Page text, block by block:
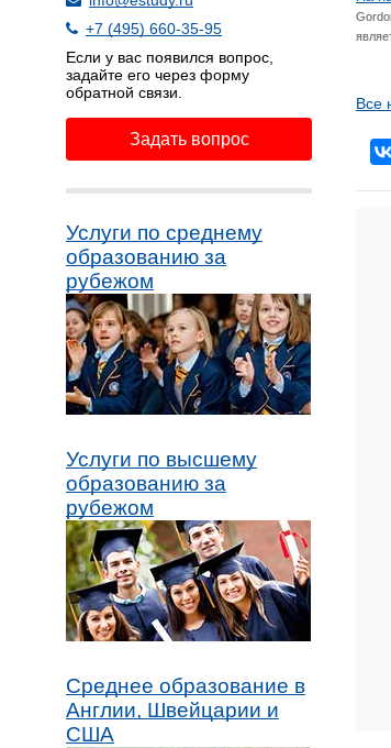
+7 (495) 660-35-95
Если у вас появился вопрос,
задайте его через форму
обратной связи.
Задать вопрос
Услуги по среднему
образованию за
рубежом
Услуги по высшему
образованию за
рубежом
Среднее образование в
Англии, Швейцарии и
США
Все